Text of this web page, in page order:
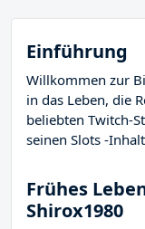
Einführung
Willkommen zur
in das Leben, die
beliebten Twitch-
seinen Slots -
Frühes
Shirox1980